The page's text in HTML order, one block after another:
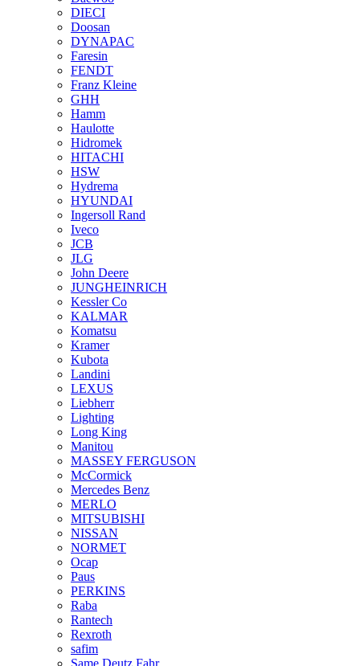
DIECI
Doosan
DYNAPAC
Faresin
FENDT
Franz Kleine
GHH
Hamm
Haulotte
Hidromek
HITACHI
HSW
Hydrema
HYUNDAI
Ingersoll Rand
Iveco
JCB
JLG
John Deere
JUNGHEINRICH
Kessler Co
KALMAR
Komatsu
Kramer
Kubota
Landini
LEXUS
Liebherr
Lighting
Long King
Manitou
MASSEY FERGUSON
McCormick
Mercedes Benz
MERLO
MITSUBISHI
NISSAN
NORMET
Ocap
Paus
PERKINS
Raba
Rantech
Rexroth
safim
Same Deutz Fahr